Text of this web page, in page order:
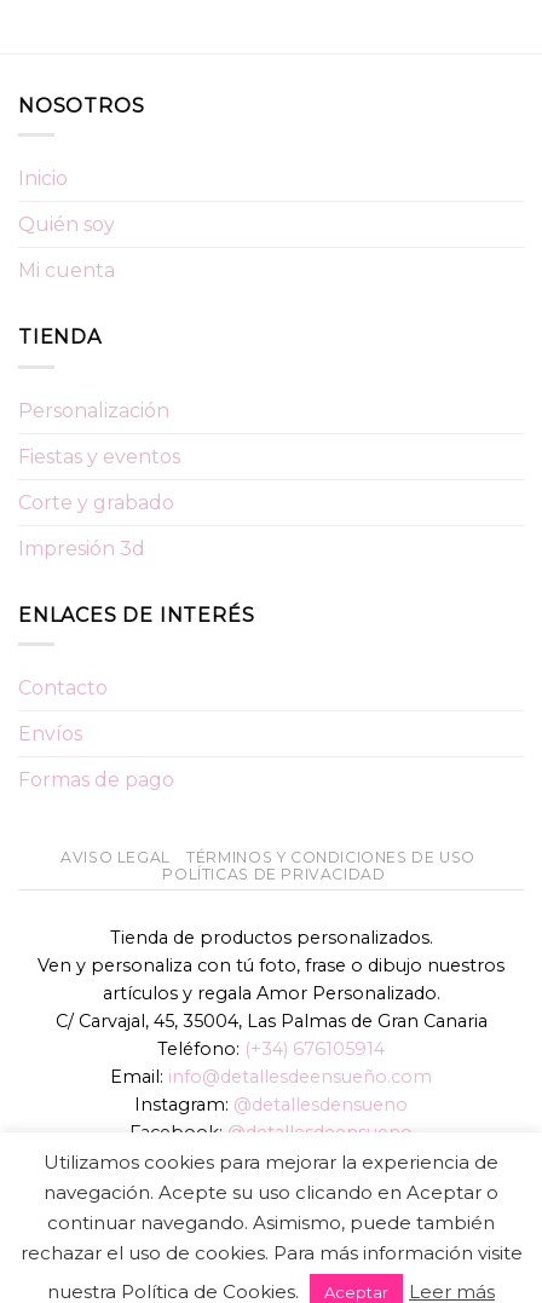
NOSOTROS
Inicio
Quién soy
Mi cuenta
TIENDA
Personalización
Fiestas y eventos
Corte y grabado
Impresión 3d
ENLACES DE INTERÉS
Contacto
Envíos
Formas de pago
AVISO LEGAL
TÉRMINOS Y CONDICIONES DE USO
POLÍTICAS DE PRIVACIDAD
Tienda de productos personalizados.
Ven y personaliza con tú foto, frase o dibujo nuestros
artículos y regala Amor Personalizado.
C/ Carvajal, 45, 35004, Las Palmas de Gran Canaria
Teléfono: (+34) 676105914
Email: info@detallesdeensueño.com
Instagram: @detallesdensueno
Facebook: @detallesdeensueno
TikTok: @detallesdensueno
Página web:www.detallesdeensueño.com
Copyright 2026 © DIGALOWEB.COM
Utilizamos cookies para mejorar la experiencia de
navegación. Acepte su uso clicando en Aceptar o
continuar navegando. Asimismo, puede también
rechazar el uso de cookies. Para más información visite
nuestra Política de Cookies.
Aceptar Leer más